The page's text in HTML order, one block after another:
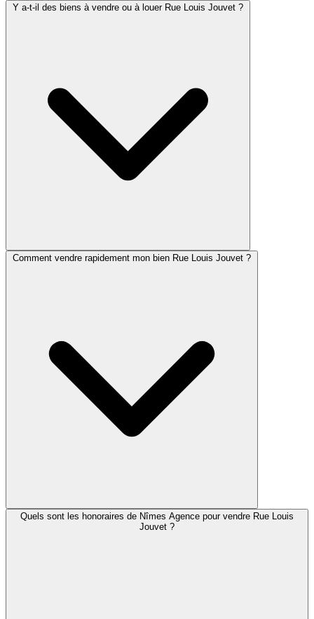
Y a-t-il des biens à vendre ou à louer Rue Louis Jouvet ?
Comment vendre rapidement mon bien Rue Louis Jouvet ?
Quels sont les honoraires de Nîmes Agence pour vendre Rue Louis
Jouvet ?